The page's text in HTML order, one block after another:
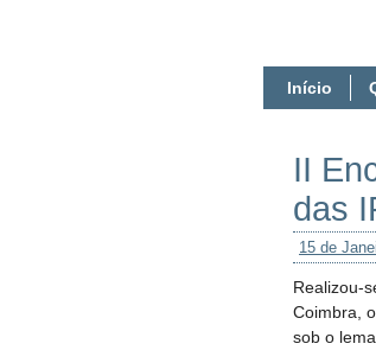
Início
II
das
15 de
Realizou-
Coimbra,
sob o